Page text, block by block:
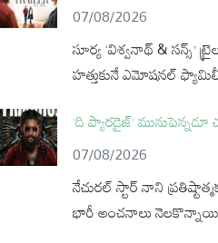
07/08/2026
సూర్య ‘విశ్వనాథ్ &
హత్తుకునే ఎమోషనల్
‘ది ప్యారడైజ్’
07/08/2026
నేచురల్ స్టార్ నాని
భారీ అంచనాలు